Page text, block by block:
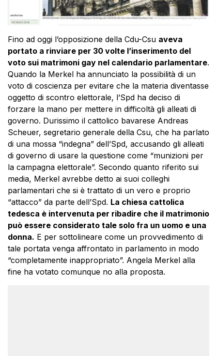
Fino ad oggi l’opposizione della Cdu-Csu aveva
portato a rinviare per 30 volte l’inserimento del
voto sui matrimoni gay nel calendario parlamentare.
Quando la Merkel ha annunciato la possibilità di un
voto di coscienza per evitare che la materia diventasse
oggetto di scontro elettorale, l’Spd ha deciso di
forzare la mano per mettere in difficoltà gli alleati di
governo. Durissimo il cattolico bavarese Andreas
Scheuer, segretario generale della Csu, che ha parlato
di una mossa “indegna” dell’Spd, accusando gli alleati
di governo di usare la questione come “munizioni per
la campagna elettorale”. Secondo quanto riferito sui
media, Merkel avrebbe detto ai suoi colleghi
parlamentari che si è trattato di un vero e proprio
“attacco” da parte dell’Spd. La chiesa cattolica
tedesca è intervenuta per ribadire che il matrimonio
può essere considerato tale solo fra un uomo e una
donna. E per sottolineare come un provvedimento di
tale portata venga affrontato in parlamento in modo
“completamente inappropriato”. Angela Merkel alla
fine ha votato comunque no alla proposta.